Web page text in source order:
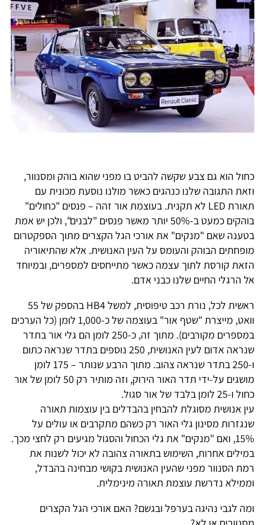
כחול הוא גם צבע שקשה להביט בו מפני שהוא בוהק ומסנוור,
וזאת התגובה שלנו כנהגים כאשר מולנו נוסעת מכונית עם
תאורת LED לא תקנית. בעוצמת אור זהה – פנסים "כחולים"
בוהקים כמעט ב-50% יותר מאשר פנסים "לבנים", ולכן יש אמת
בטענה שאם "מנקים" את אורכי הגל הקצרים מתוך הספקטרום
מופחתים הבוהק והעומס על העין האנושית. אלא שהתיאוריה
הזאת קורסת לתוך עצמה כאשר מתייחסים למספרים, ובמיוחד
אל הרגלי החיים שלנו כבני אדם.
ראשית לכל, נורת רכב טיפוסית, למשל HB4 בהספק של 55
וואט, מייצרת "שטף אור" בעוצמה של כ-1,000 לומן (כל הערכים
במספרים מקורבים). מתוך זה, כ-250 לומן הם גלי אור בתדר
שנראה אדום לעין האנושית, 250 נוספים בתדר שנראה כתום
ו-250 בתדר שנראה צהוב. מתוך הרבע שנותר – 175 לומן
מושגים על-ידי תדר האור הירוק, וזה מותיר רק 50 לומן של אור
כחול ו-25 לומן בלבד של אור סגול.
עין אנושית מסוגלת להבחין בהבדלים בין עוצמות תאורה
שנגזרות מסינון גלי האור רק כשהם מתקרבים או עולים על
15%, ואם "מנקים" את גלי הכחול והסגול מגיעים רק לחצי מכך.
במילים אחרות, השימוש בתאורה צהובה לא יכול לשנות את
רמת הסנוור מפני שהעין האנושית בקושי מבחינה בהבדל,
וממילא נדרשת עוצמת תאורה מינימלית.
ומה לגבי נהיגה בערפל ובגשם? האם אורכי הגל הקצרים